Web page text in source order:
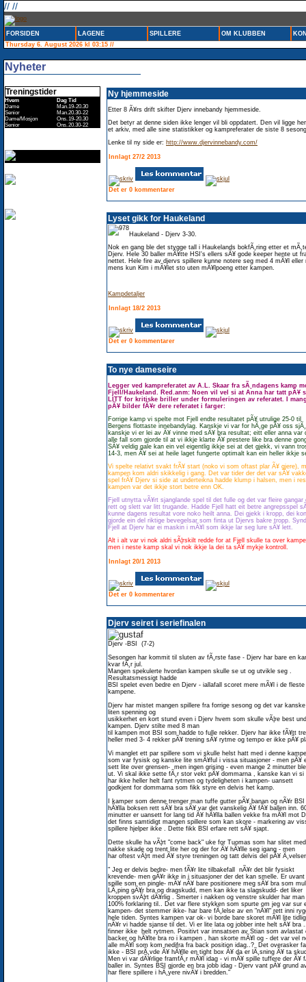
// //
FORSIDEN LAGENE SPILLERE OM KLUBBEN
Thursday 6. August 2026 kl 03:15 //
Nyheter
Treningstider
Hvem Dag Tid
Dame
Man.19-20.30
Senior
Man.20.30-22
Dame/Mosjon
Ons.19-20.30
Senior
Ons.20.30-22
Ny hjemmeside
Etter 8 Ã¥rs drift skifter Djerv innebandy hjemmeside.
Det betyr at denne siden ikke lenger vil bli oppdatert. Den vil ligge
et arkiv, med alle sine statistikker og kampreferater de siste 8
Lenke til ny side er: http://www.djervinnebandy.com/
Innlagt 27/2 2013
Det er 0 kommentarer
Lyset gikk for Haukeland
Haukeland - Djerv 3-30.
Nok en gang ble det stygge tall i Haukelands bokfÃ¸ring etter et
Djerv. Hele 30 baller mÃ¥tte HSI's ellers sÃ¥ gode keeper hente ut
nettet. Hele fire av djervs spillere kunne notere seg med 4 mÃ¥l eller
mens kun Kim i mÃ¥let sto uten mÃ¥lpoeng etter kampen.
Kampdetaljer
Innlagt 18/2 2013
Det er 0 kommentarer
To nye dameseire
Legger ved kampreferatet av A.L. Skaar fra sÃ¸ndagens kamp
Fjell/Haukeland. Red.anm: Noen vil vel si at Anna har tatt pÃ¥
LITT for kritiske briller under formuleringen av referatet. I
pÃ¥ bilder fÃ¥r dere referatet i farger:
Forrige kamp vi spelte mot Fjell endte resultatet pÃ¥ utrulige 25-0 til
Bergens flottaste innebandylag. Kanskje vi var for hÃ¸ge pÃ¥ oss
kanskje vi er lei av Ã¥ vinne med sÃ¥ bra resultat; eitt eller anna var
alle fall som gjorde til at vi ikkje klarte Ã¥ prestere like bra denne
SÃ¥ veldig gale kan ein vel eigentlig ikkje sei at det gjekk, vi vann
14-3, men Ã¥ sei at heile laget fungerte optimalt kan ein heller ikkje
Vi spelte relativt svakt frÃ¥ start (noko vi som oftast plar Ã¥ gjere),
kampen kom aldri skikkelig i gang. Det var tider der det var sÃ¥
spel frÃ¥ Djerv si side at underteikna hadde klump i halsen, men i
kampen var det ikkje stort betre enn OK.
Fjell utnytta vÃ¥rt sjanglande spel til det fulle og det var fleire gangar
rett og slett var litt trugande. Hadde Fjell hatt eit betre angrepsspel
kunne dagens resultat vore noko heilt anna. Dei gjekk i kropp, dei
gjorde ein del riktige bevegelsar som finta ut Djervs bakre tropp.
Fjell at Djerv har ei maskin i mÃ¥l som ikkje lar seg lure sÃ¥ lett.
Alt i alt var vi nok aldri sÃ¦rskilt redde for at Fjell skulle ta over
men i neste kamp skal vi nok ikkje la dei ta sÃ¥ mykje kontroll.
Innlagt 20/1 2013
Det er 0 kommentarer
Djerv seiret i seriefinalen
Djerv -BSI (7-2)
Sesongen har kommit til sluten av fÃ¸rste fase - Djerv har bare en
kvar fÃ¸r jul.
Mangen spekulerte hvordan kampen skulle se ut og utvikle seg .
Resultatsmessigt hadde
BSI spelet even bedre en Djerv - iallafall scoret mere mÃ¥l i de fleste
kampene.
Djerv har mistet mangen spillere fra forrige sesong og det var
liten spenning og
usikkerhet en kort stund even i Djerv hvem som skulle vÃ¦re best
kampen. Djerv stilte med 8 man
til kampen mot BSI som hadde to fulle rekker. Djerv har ikke fÃ¥tt
heller med 3- 4 rekker pÃ¥ trening sÃ¥ rytme og tempo er ikke pÃ¥
Vi manglet ett par spillere som vi skulle helst hatt med i denne
som var fysisk og kanske lite smÃ¥ful i vissa situasjoner - men pÃ¥
sett lite over grensen- men ingen grising - even mange 2 minutter
ut. Vi skal ikke sette fÃ¸r stor vekt pÃ¥ dommarna , kanske kan vi si
har ikke heller helt fant rytmen og tydeligheten i kampen- uansett
godkjent for dommarna som fikk styre en delvis het kamp.
I kamper som denne trenger man tuffe gutter pÃ¥ banan og nÃ¥r BSI
hÃ¥lla boksen rett sÃ¥ bra sÃ¥ var det vanskelig Ã¥ fÃ¥ ballen inn.
minutter er uansett for lang tid Ã¥ hÃ¥lla ballen vekke fra mÃ¥l mot
det finns samtidigt mangen spillere som kan skore - markering av
spillere hjelper ikke . Dette fikk BSI erfare rett sÃ¥ sjapt.
Dette skulle ha vÃ¦rt "come back" uke for Tuomas som har slitet med
nakke skade og trent lite her og der for Ã¥ hÃ¥lle seg igang - men
har oftest vÃ¦rt med Ã¥ styre treningen og tatt delvis del pÃ¥
" Jeg er delvis bedre- men fÃ¥r lite tilbakefall nÃ¥r det blir fysiskt
krevende- men gÃ¥r ikke in i situasjoner der det kan smelle. Er uvant
spille som en pingle- mÃ¥ nÃ¥ bare positionere meg sÃ¥ bra som
LÃ¸ping gÃ¥r bra og dragskudd, men kan ikke ta slagskudd- det liker
kroppen svÃ¦rt dÃ¥rlig . Smerter i nakken og venstre skulder har
100% forklaring til.. Det var flere stykken som spurte om jeg var sur
kampen- det stemmer ikke- har bare fÃ¸lelse av en "nÃ¥l" rett inni
hele tiden. Syntes kampen var ok- vi borde bare skoret mÃ¥l lite
nÃ¥r vi hadde sjanse til det. Vi er lite lata og jobber inte helt sÃ¥ bra
finner ikke helt rytmen. Positivt var innsatsen av Stian som avlastat
backer og hÃ¥lte bra ro i kampen , han skorte mÃ¥l og - det var vel
alle mÃ¥l som kom nedifra fra back position idag..? Det overasker
ikke - BSI prÃ¸vde Ã¥ hÃ¥lle en tight box Ã¥ da er lÃ¸sning Ã¥ ta
Men vi var dÃ¥rlige framfÃ¸r mÃ¥l idag - vi mÃ¥ spille tuffere der Ã¥
baller in. Syntes BSI gjorde en bra jobb idag - Djerv vant pÃ¥ grund
har flere spillere i hÃ¸yere nivÃ¥ i bredden."